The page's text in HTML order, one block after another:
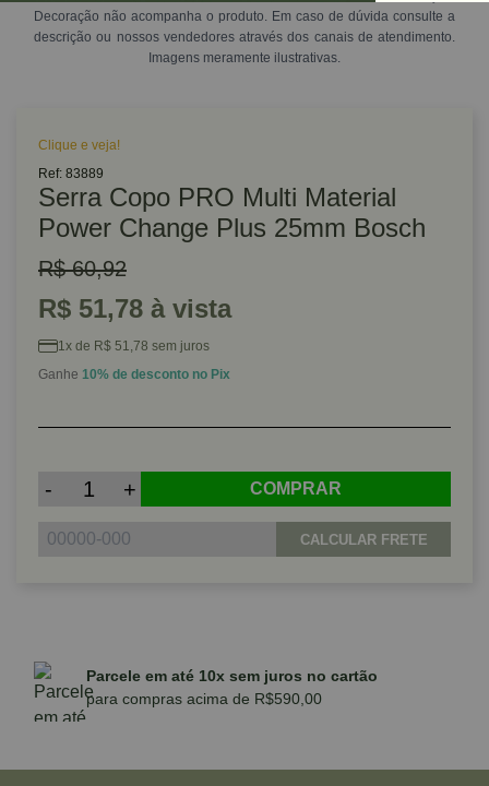
Decoração não acompanha o produto. Em caso de dúvida consulte a
descrição ou nossos vendedores através dos canais de atendimento.
Imagens meramente ilustrativas.
Clique e veja!
Ref: 83889
Serra Copo PRO Multi Material
Power Change Plus 25mm Bosch
R$ 60,92
R$ 51,78 à vista
1x de R$ 51,78 sem juros
Ganhe 10% de desconto no Pix
- + COMPRAR
CALCULAR FRETE
Parcele em até 10x sem juros no cartão
para compras acima de R$590,00